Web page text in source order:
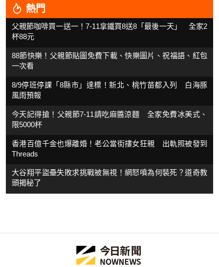
熱門
父親節咖啡買一送一！7-11拿鐵買8送8「最後一天」 全家2
杯88元
88節快樂！父親節貼圖免費下載、快樂圖片、祝福語、紅包
一次看
8/9停班停課「8縣市」達標！新北、桃竹苗都入列 白海豚
風雨預報
今天記得搶！父親節7-11請吃麻醬涼麵 全家免費冰美式、
限5000杯
香港百億千金也爆離婚！老公當街摟女狂親 出軌照被發到
Threads
大谷翔平盜壘失敗求挑戰被無視！網怒噴為何裝死？道奇教
頭揭秘了